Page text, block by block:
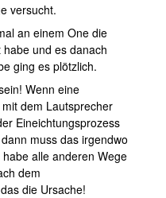
versucht.
an einem One die
und es danach
ging es plötzlich.
Wenn eine
dem Lautsprecher
Eineichtungsprozess
muss das irgendwo
alle anderen Wege
dem
die Ursache!